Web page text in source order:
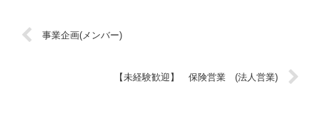
事業企画(メンバー)
【未経験歓迎】 保険営業 (法人営業)